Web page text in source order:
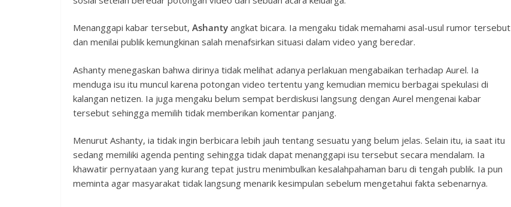
Menanggapi kabar tersebut, Ashanty angkat bicara. Ia mengaku tidak memahami asal-usul rumor tersebut
dan menilai publik kemungkinan salah menafsirkan situasi dalam video yang beredar.
Ashanty menegaskan bahwa dirinya tidak melihat adanya perlakuan mengabaikan terhadap Aurel. Ia
menduga isu itu muncul karena potongan video tertentu yang kemudian memicu berbagai spekulasi di
kalangan netizen. Ia juga mengaku belum sempat berdiskusi langsung dengan Aurel mengenai kabar
tersebut sehingga memilih tidak memberikan komentar panjang.
Menurut Ashanty, ia tidak ingin berbicara lebih jauh tentang sesuatu yang belum jelas. Selain itu, ia saat itu
sedang memiliki agenda penting sehingga tidak dapat menanggapi isu tersebut secara mendalam. Ia
khawatir pernyataan yang kurang tepat justru menimbulkan kesalahpahaman baru di tengah publik. Ia pun
meminta agar masyarakat tidak langsung menarik kesimpulan sebelum mengetahui fakta sebenarnya.